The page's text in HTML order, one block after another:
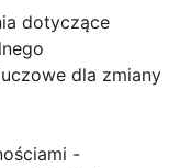
dotyczące
dla zmiany
-